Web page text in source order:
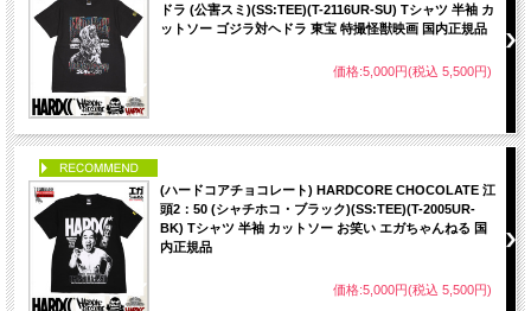
ドラ (公害スミ)(SS:TEE)(T-2116UR-SU) Tシャツ 半袖 カ
ットソー ゴジラ対ヘドラ 東宝 特撮怪獣映画 国内正規品
価格:5,000円(税込 5,500円)
(ハードコアチョコレート) HARDCORE CHOCOLATE 江
頭2：50 (シャチホコ・ブラック)(SS:TEE)(T-2005UR-
BK) Tシャツ 半袖 カットソー お笑い エガちゃんねる 国
内正規品
価格:5,000円(税込 5,500円)